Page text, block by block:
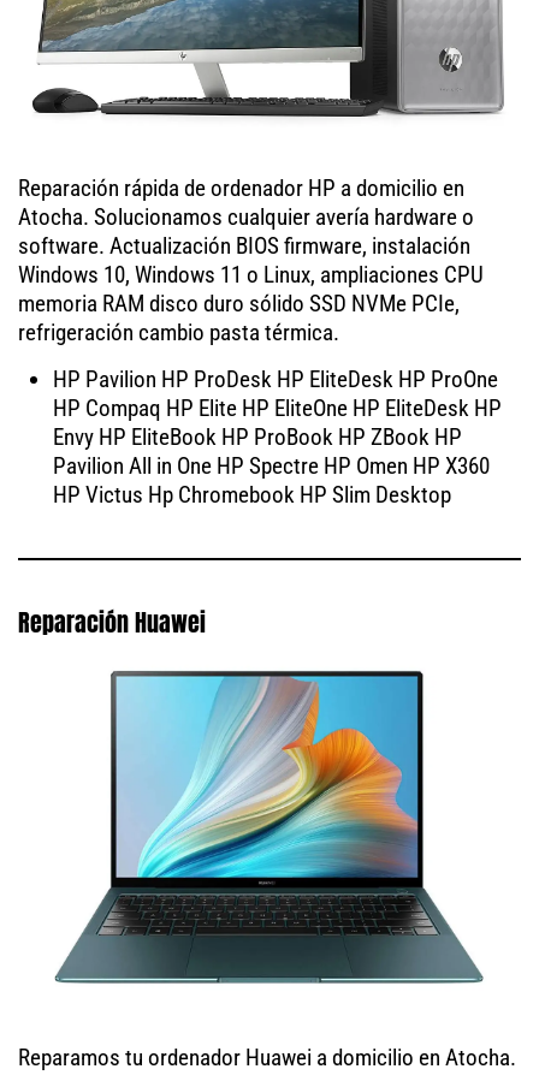
Reparación rápida de ordenador HP a domicilio en
Atocha. Solucionamos cualquier avería hardware o
software. Actualización BIOS firmware, instalación
Windows 10, Windows 11 o Linux, ampliaciones CPU
memoria RAM disco duro sólido SSD NVMe PCIe,
refrigeración cambio pasta térmica.
HP Pavilion HP ProDesk HP EliteDesk HP ProOne
HP Compaq HP Elite HP EliteOne HP EliteDesk HP
Envy HP EliteBook HP ProBook HP ZBook HP
Pavilion All in One HP Spectre HP Omen HP X360
HP Victus Hp Chromebook HP Slim Desktop
Reparación Huawei
Reparamos tu ordenador Huawei a domicilio en Atocha.